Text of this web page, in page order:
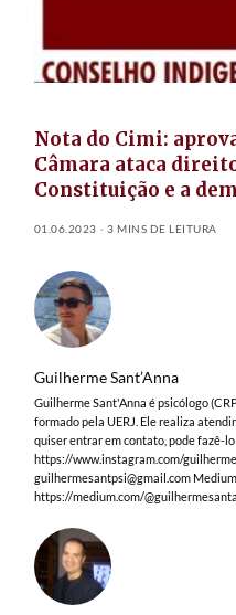
Nota do Cimi:
Câmara ataca
Constituição e a
01.06.2023 3 MINS DE LEITURA
Guilherme Sant’Anna
Guilherme Sant'Anna é psicólogo
formado pela UERJ. Ele realiza
quiser entrar em contato, pode fazê-
https://www.instagram.com/
guilhermesantpsi@gmail.com
https://medium.com/